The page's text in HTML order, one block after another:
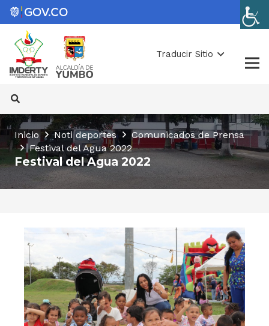
Traducir Sitio
Inicio Noti deportes
Comunicados de Prensa
Festival del Agua 2022
Festival del Agua 2022